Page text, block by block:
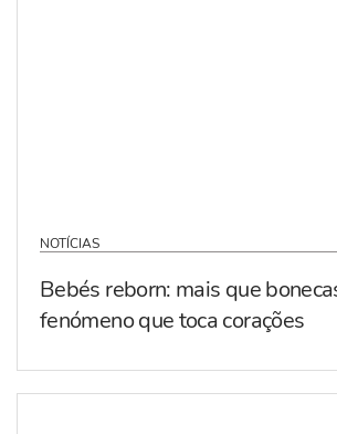
NOTÍCIAS
Bebés reborn: mais que
fenómeno que toca corações